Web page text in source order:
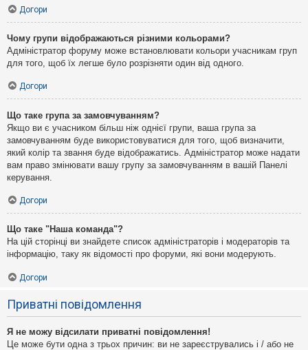
Догори
Чому групи відображаються різними кольорами?
Адміністратор форуму може встановлювати кольори учасникам груп
для того, щоб їх легше було розрізняти один від одного.
Догори
Що таке група за замовчуванням?
Якщо ви є учасником більш ніж однієї групи, ваша група за
замовчуванням буде використовуватися для того, щоб визначити,
який колір та звання буде відображатись. Адміністратор може надати
вам право змінювати вашу групу за замовчуванням в вашій Панелі
керування.
Догори
Що таке "Наша команда"?
На цій сторінці ви знайдете список адміністраторів і модераторів та
інформацію, таку як відомості про форуми, які вони модерують.
Догори
Приватні повідомлення
Я не можу відсилати приватні повідомлення!
Це може бути одна з трьох причин: ви не зареєструвались і / або не